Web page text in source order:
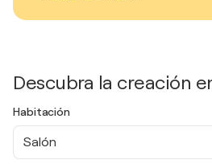
Descubra la creación
Habitación
Salón